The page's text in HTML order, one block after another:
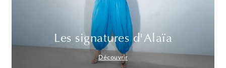
Les signatures d'Alaïa
Découvrir